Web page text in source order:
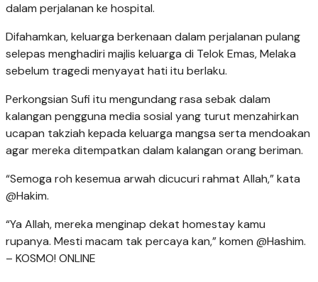
dalam perjalanan ke hospital.
Difahamkan, keluarga berkenaan dalam perjalanan pulang
selepas menghadiri majlis keluarga di Telok Emas, Melaka
sebelum tragedi menyayat hati itu berlaku.
Perkongsian Sufi itu mengundang rasa sebak dalam
kalangan pengguna media sosial yang turut menzahirkan
ucapan takziah kepada keluarga mangsa serta mendoakan
agar mereka ditempatkan dalam kalangan orang beriman.
“Semoga roh kesemua arwah dicucuri rahmat Allah,” kata
@Hakim.
“Ya Allah, mereka menginap dekat homestay kamu
rupanya. Mesti macam tak percaya kan,” komen @Hashim.
– KOSMO! ONLINE